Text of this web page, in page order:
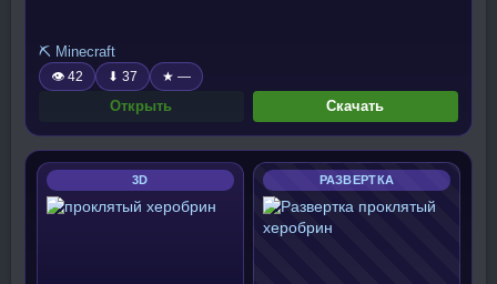
⛏️ Minecraft
👁 42 ⬇ 37 ★ —
Открыть Скачать
3D РАЗВЕРТКА